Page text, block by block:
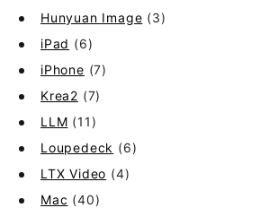
Hunyuan Image (3)
iPad (6)
iPhone (7)
Krea2 (7)
LLM (11)
Loupedeck (6)
LTX Video (4)
Mac (40)